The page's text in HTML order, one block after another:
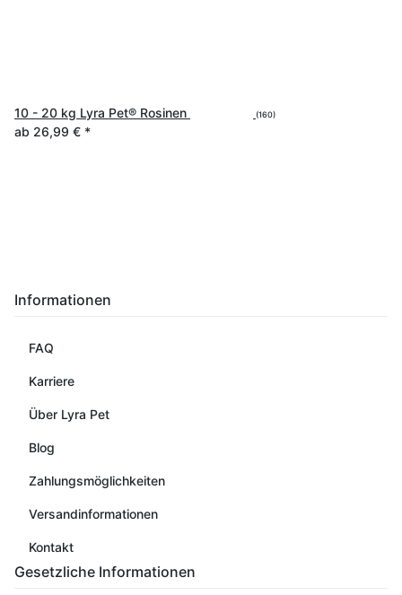
10 - 20 kg Lyra Pet® Rosinen (160)
ab 26,99 € *
Informationen
FAQ
Karriere
Über Lyra Pet
Blog
Zahlungsmöglichkeiten
Versandinformationen
Kontakt
Gesetzliche Informationen